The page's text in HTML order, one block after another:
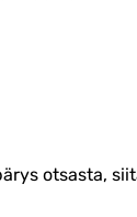
otsasta,